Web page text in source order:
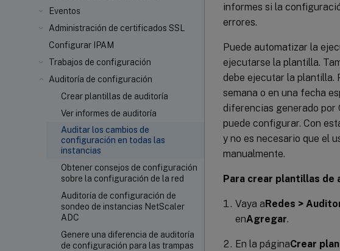
Eventos
Administración de certificados SSL
Configurar IPAM
Trabajos de configuración
Auditoría de configuración
Crear plantillas de auditoría
Ver informes de auditoría
Auditar los cambios de
configuración en todas las
instancias
Obtener consejos de configuración
sobre la configuración de la red
Auditoría de configuración de
sondeo de instancias NetScaler
ADC
Genere una diferencia de auditoría
de configuración para las trampas
informes si la
errores.
Puede automatizar la
ejecutarse la plantilla.
debe ejecutar la plantilla.
semana o en una fecha
diferencias generado por
puede configurar. Con
y no es necesario que el
manualmente.
Para crear plantillas de
Vaya aRedes >
enAgregar.
En la páginaCrear